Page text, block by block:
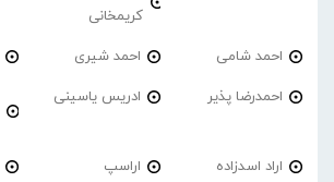
کریمخانی
احمد شامی احمد شیری
احمدرضا پذیر ادریس یاسینی
اراد اسدزاده اراسپ